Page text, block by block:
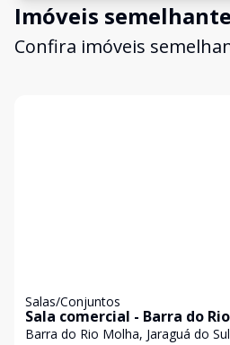
Imóveis
Confira imóveis
Salas/Conjuntos
Sala comercial - Barra do
Jaraguá do Sul / SC
Barra do Rio Molha, Jaraguá do